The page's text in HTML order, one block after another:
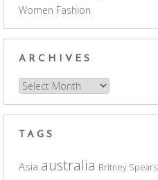
Women Fashion
ARCHIVES
Archives
TAGS
Asia australia Britney Spears